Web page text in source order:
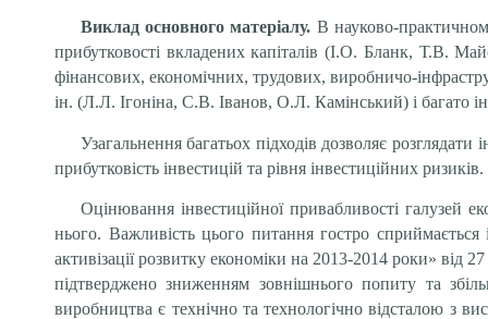
Виклад основного матеріалу. В науково-
прибутковості вкладених капіталів (І.О. Бланк, Т.В.
фінансових, економічних, трудових, виробничо-
ін. (Л.Л. Ігоніна, С.В. Іванов, О.Л. Камінський) і багато
Узагальнення багатьох підходів дозволяє
прибутковість інвестицій та рівня інвестиційних ризиків.
Оцінювання інвестиційної привабливості галузей
нього. Важливість цього питання гостро
активізації розвитку економіки на 2013-2014 роки»від
підтверджено зниженням зовнішнього попиту та
виробництва є технічно та технологічно відсталою з